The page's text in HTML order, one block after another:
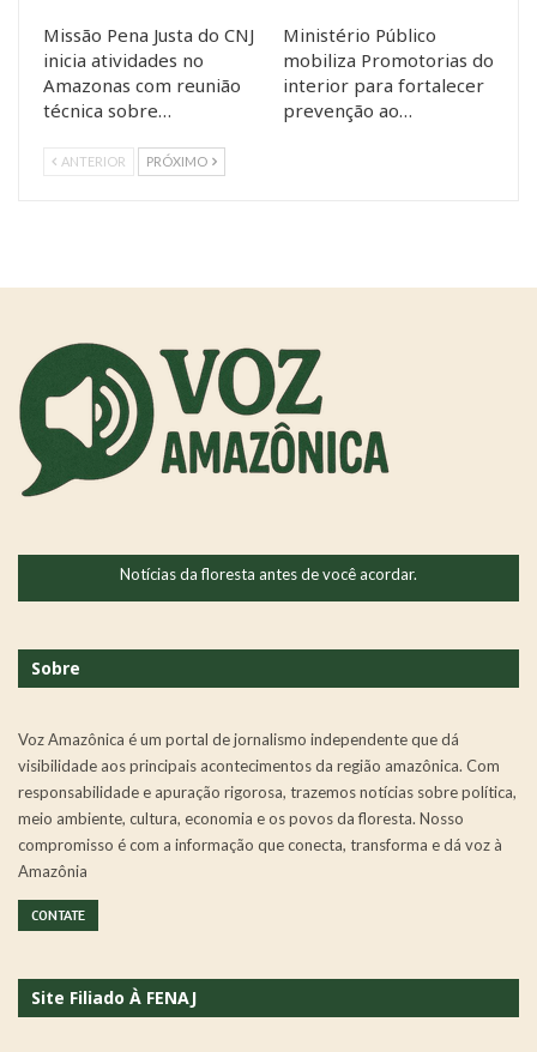
Missão Pena Justa do CNJ
inicia atividades no
Amazonas com reunião
técnica sobre…
Ministério Público
mobiliza Promotorias do
interior para fortalecer
prevenção ao…
ANTERIOR PRÓXIMO
Notícias da floresta antes de você acordar.
Sobre
Voz Amazônica é um portal de jornalismo independente que dá
visibilidade aos principais acontecimentos da região amazônica. Com
responsabilidade e apuração rigorosa, trazemos notícias sobre política,
meio ambiente, cultura, economia e os povos da floresta. Nosso
compromisso é com a informação que conecta, transforma e dá voz à
Amazônia
CONTATE
Site Filiado À FENAJ